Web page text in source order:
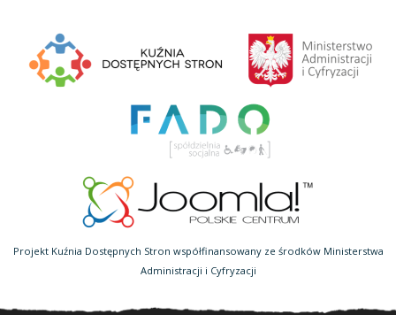
Projekt Kuźnia Dostępnych Stron współfinansowany ze środków Ministerstwa
Administracji i Cyfryzacji